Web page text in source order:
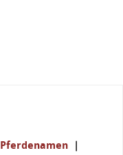
Pferdenamen |